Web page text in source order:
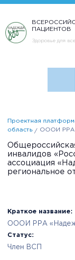
ПАЦИЕНТОВ
Здоровье для
Проектная
область
ОООИ РРА
инвалидов
ассоциация
региональное
Краткое название:
ОООИ РРА
Статус:
Член ВСП